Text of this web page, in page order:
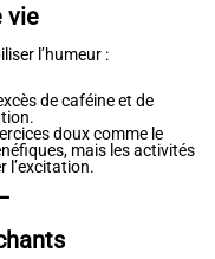
vie
l’humeur :
de caféine et de
doux comme le
mais les activités
l’excitation.